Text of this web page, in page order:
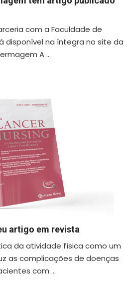
com a Faculdade de
disponível na íntegra no site da
A ...
artigo em revista
da atividade física como um
as complicações de doenças
com ...